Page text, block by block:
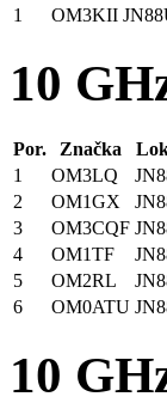
1
OM3KII
10
Por. Značka
1
OM3LQ
2
OM1GX
3
OM3CQF
4
OM1TF
5
OM2RL
6
OM0ATU
10